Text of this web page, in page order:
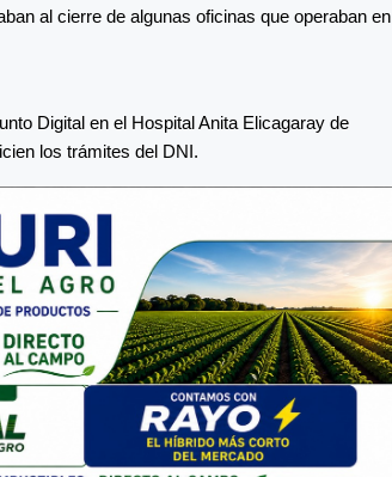
al cierre de algunas oficinas que operaban en
Digital en el Hospital Anita Elicagaray de
los trámites del DNI.